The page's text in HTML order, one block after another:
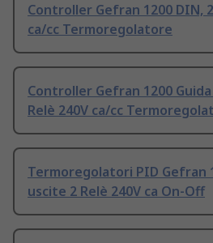
Controller Gefran 1200 DIN,
ca/cc Termoregolatore
Controller Gefran 1200
Relè 240V ca/cc
Termoregolatori PID Gefran
uscite 2 Relè 240V ca On-Off